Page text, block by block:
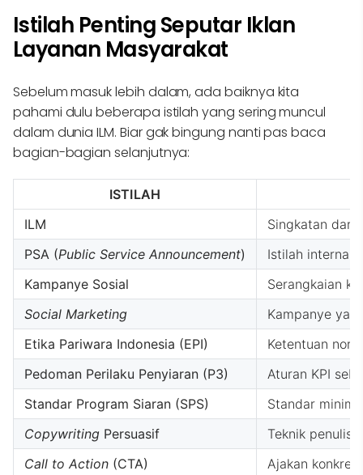
Istilah Penting Seputar Iklan
Layanan Masyarakat
Sebelum masuk lebih dalam, ada baiknya kita
pahami dulu beberapa istilah yang sering muncul
dalam dunia ILM. Biar gak bingung nanti pas baca
bagian-bagian selanjutnya:
ISTILAH
ILM
Singkatan dari
PSA (Public Service Announcement)
Istilah
Kampanye Sosial
Serangkaian
Social Marketing
Kampanye
Etika Pariwara Indonesia (EPI)
Ketentuan
Pedoman Perilaku Penyiaran (P3)
Aturan KPI
Standar Program Siaran (SPS)
Standar
Copywriting Persuasif
Teknik
Call to Action (CTA)
Ajakan konkret